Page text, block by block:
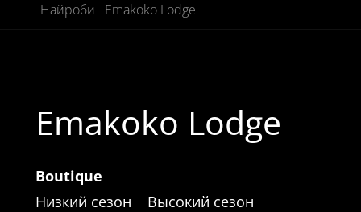
Найроби
Emakoko Lodge
Emakoko Lodge
Boutique
Низкий сезон
Высокий сезон